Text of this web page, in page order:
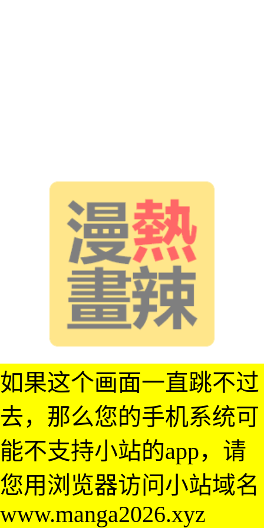
如果这个画面一直跳不过
去，那么您的手机系统可
能不支持小站的app，请
您用浏览器访问小站域名
www.manga2026.xyz